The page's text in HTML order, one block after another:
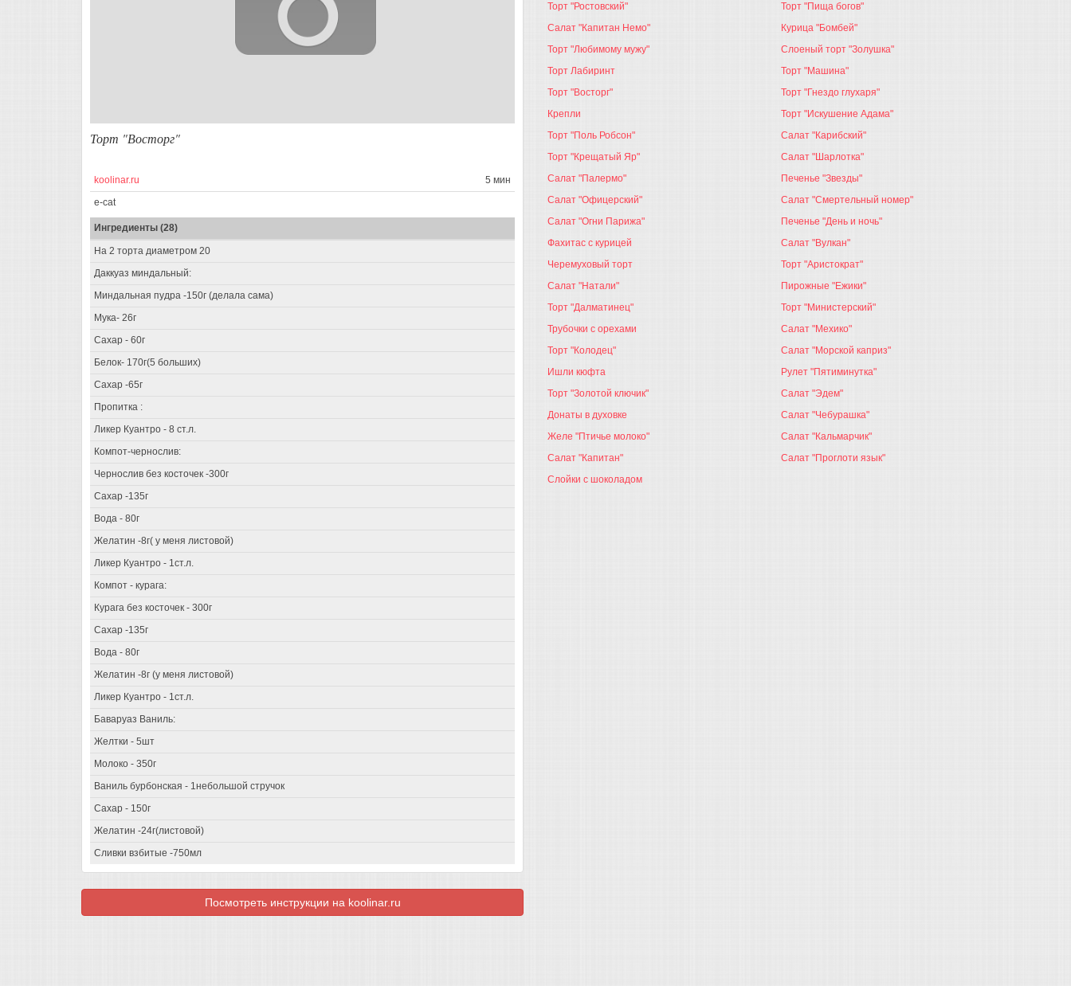
Торт "Восторг"
koolinar.ru
5 мин
e-cat
Ингредиенты (28)
На 2 торта диаметром 20
Даккуаз миндальный:
Миндальная пудра -150г (делала сама)
Мука- 26г
Сахар - 60г
Белок- 170г(5 больших)
Сахар -65г
Пропитка :
Ликер Куантро - 8 ст.л.
Компот-чернослив:
Чернослив без косточек -300г
Сахар -135г
Вода - 80г
Желатин -8г( у меня листовой)
Ликер Куантро - 1ст.л.
Компот - курага:
Курага без косточек - 300г
Сахар -135г
Вода - 80г
Желатин -8г (у меня листовой)
Ликер Куантро - 1ст.л.
Баваруаз Ваниль:
Желтки - 5шт
Молоко - 350г
Ваниль бурбонская - 1небольшой стручок
Сахар - 150г
Желатин -24г(листовой)
Сливки взбитые -750мл
Посмотреть инструкции на koolinar.ru
Торт "Ростовский"
Салат "Капитан Немо"
Торт "Любимому мужу"
Торт Лабиринт
Торт "Восторг"
Крепли
Торт "Поль Робсон"
Торт "Крещатый Яр"
Салат "Палермо"
Салат "Офицерский"
Салат "Огни Парижа"
Фахитас с курицей
Черемуховый торт
Салат "Натали"
Торт "Далматинец"
Трубочки с орехами
Торт "Колодец"
Ишли кюфта
Торт "Золотой ключик"
Донаты в духовке
Желе "Птичье молоко"
Салат "Капитан"
Слойки с шоколадом
Торт "Пища богов"
Курица "Бомбей"
Слоеный торт "Золушка"
Торт "Машина"
Торт "Гнездо глухаря"
Торт "Искушение Адама"
Салат "Карибский"
Салат "Шарлотка"
Печенье "Звезды"
Салат "Смертельный номер"
Печенье "День и ночь"
Салат "Вулкан"
Торт "Аристократ"
Пирожные "Ежики"
Торт "Министерский"
Салат "Мехико"
Салат "Морской каприз"
Рулет "Пятиминутка"
Салат "Эдем"
Салат "Чебурашка"
Салат "Кальмарчик"
Салат "Проглоти язык"